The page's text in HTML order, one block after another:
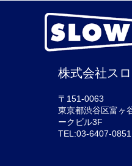
株式会社ス
〒151-0063
東京都渋谷区富ヶ
ークビル3F
TEL:03-6407-